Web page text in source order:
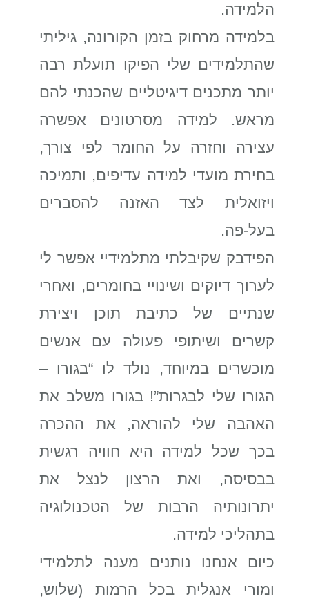
הלמידה.
בלמידה מרחוק בזמן הקורונה, גיליתי
שהתלמידים שלי הפיקו תועלת רבה
יותר מתכנים דיגיטליים שהכנתי להם
מראש. למידה מסרטונים אפשרה
עצירה וחזרה על החומר לפי צורך,
בחירת מועדי למידה עדיפים, ותמיכה
ויזואלית לצד האזנה להסברים
בעל-פה.
הפידבק שקיבלתי מתלמידיי אפשר לי
לערוך דיוקים ושינויי בחומרים, ואחרי
שנתיים של כתיבת תוכן ויצירת
קשרים ושיתופי פעולה עם אנשים
מוכשרים במיוחד, נולד לו “בגורו –
הגורו שלי לבגרות”! בגורו משלב את
האהבה שלי להוראה, את ההכרה
בכך שכל למידה היא חוויה רגשית
בבסיסה, ואת הרצון לנצל את
יתרונותיה הרבות של הטכנולוגיה
בתהליכי למידה.
כיום אנחנו נותנים מענה לתלמידי
ומורי אנגלית בכל הרמות (שלוש,